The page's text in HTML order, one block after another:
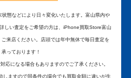
状態などにより日々変化いたします。富山県内や
しい査定をご希望の方は、iPhone買取Store富山
来店ください。店頭では年中無休で毎日査定を
承っております！
応になる場合もありますのでご了承ください。
ますので同条件の場合でも買取金額に違いが生